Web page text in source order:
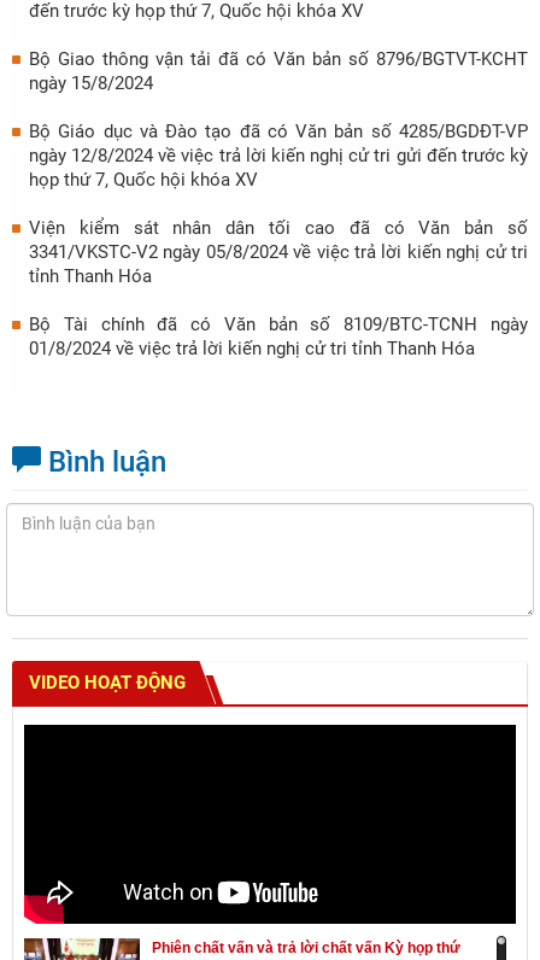
đến trước kỳ họp thứ 7, Quốc hội khóa XV
Bộ Giao thông vận tải đã có Văn bản số 8796/BGTVT-KCHT
ngày 15/8/2024
Bộ Giáo dục và Đào tạo đã có Văn bản số 4285/BGDĐT-VP
ngày 12/8/2024 về việc trả lời kiến nghị cử tri gửi đến trước kỳ
họp thứ 7, Quốc hội khóa XV
Viện kiểm sát nhân dân tối cao đã có Văn bản số
3341/VKSTC-V2 ngày 05/8/2024 về việc trả lời kiến nghị cử tri
tỉnh Thanh Hóa
Bộ Tài chính đã có Văn bản số 8109/BTC-TCNH ngày
01/8/2024 về việc trả lời kiến nghị cử tri tỉnh Thanh Hóa
Bình luận
VIDEO HOẠT ĐỘNG
Phiên chất vấn và trả lời chất vấn Kỳ họp thứ